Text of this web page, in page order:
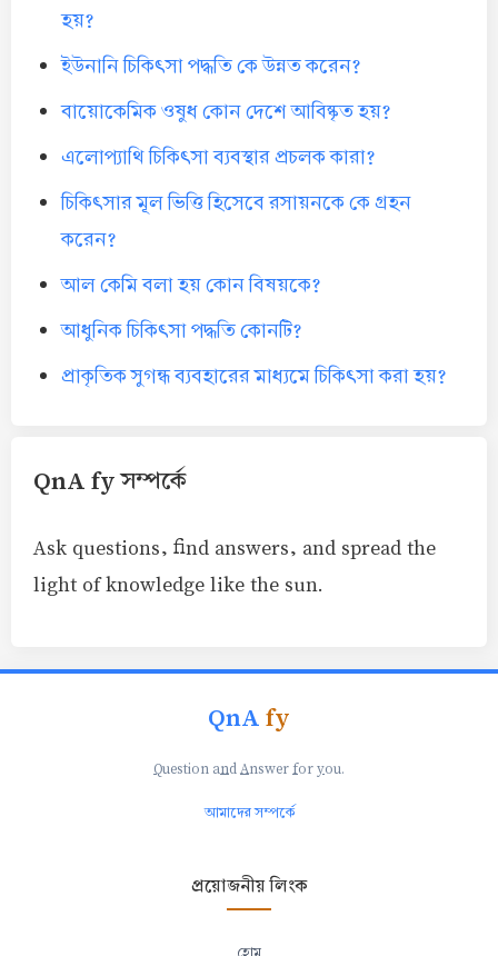
হয়?
ইউনানি চিকিৎসা পদ্ধতি কে উন্নত করেন?
বায়োকেমিক ওষুধ কোন দেশে আবিষ্কৃত হয়?
এলোপ্যাথি চিকিৎসা ব্যবস্থার প্রচলক কারা?
চিকিৎসার মূল ভিত্তি হিসেবে রসায়নকে কে গ্রহন
করেন?
আল কেমি বলা হয় কোন বিষয়কে?
আধুনিক চিকিৎসা পদ্ধতি কোনটি?
প্রাকৃতিক সুগন্ধ ব্যবহারের মাধ্যমে চিকিৎসা করা হয়?
QnA fy সম্পর্কে
Ask questions, find answers, and spread the
light of knowledge like the sun.
QnAfy
Question andAnswer foryou.
আমাদের সম্পর্কে
প্রয়োজনীয় লিংক